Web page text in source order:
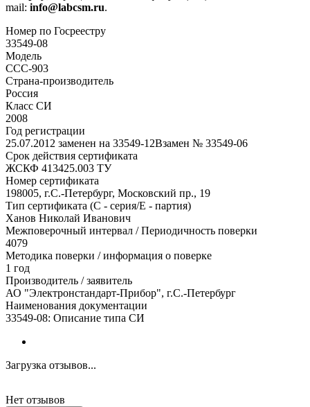
mail: info@labcsm.ru.
Номер по Госреестру
33549-08
Модель
ССС-903
Страна-производитель
Россия
Класс СИ
2008
Год регистрации
25.07.2012 заменен на 33549-12Взамен № 33549-06
Срок действия сертификата
ЖСКФ 413425.003 ТУ
Номер сертификата
198005, г.С.-Петербург, Московский пр., 19
Тип сертификата (C - серия/E - партия)
Ханов Николай Иванович
Межповерочный интервал / Периодичность поверки
4079
Методика поверки / информация о поверке
1 год
Производитель / заявитель
АО "Электронстандарт-Прибор", г.С.-Петербург
Наименования документации
33549-08: Описание типа СИ
Загрузка отзывов...
Нет отзывов